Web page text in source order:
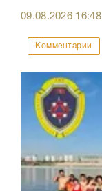
09.08.2026 16:48
Комментарии